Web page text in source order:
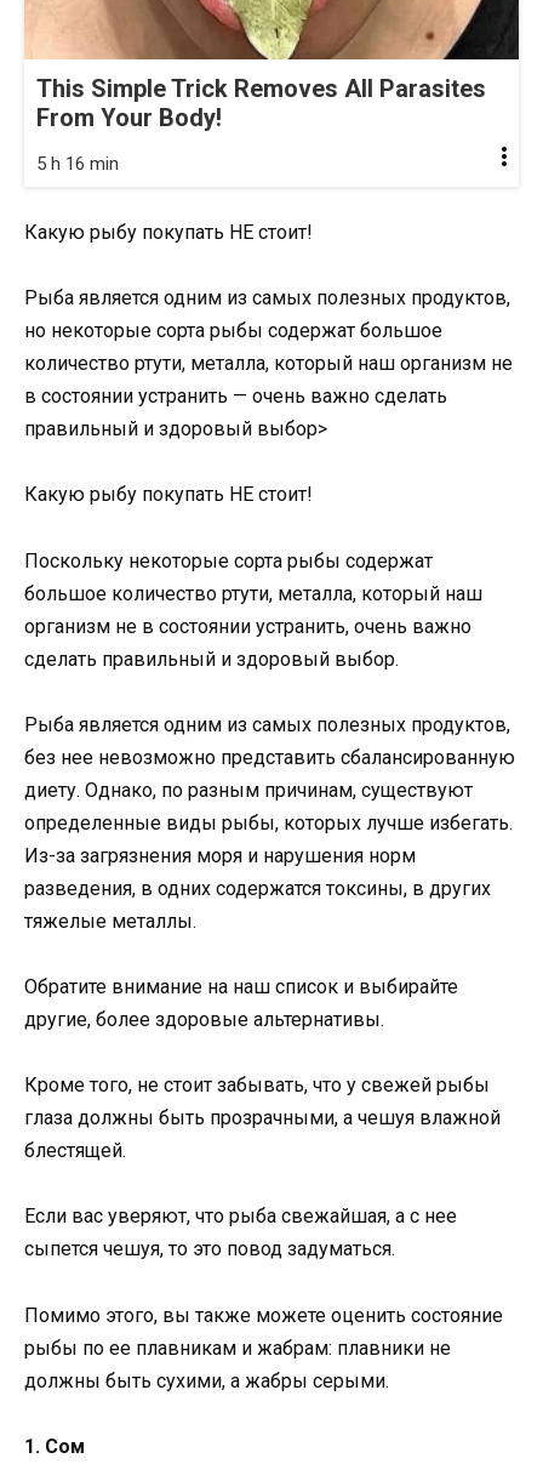
This Simple Trick Removes All Parasites
From Your Body!
5 h 16 min
Какую рыбу покупать НЕ стоит!
Рыба является одним из самых полезных продуктов,
но некоторые сорта рыбы содержат большое
количество ртути, металла, который наш организм не
в состоянии устранить — очень важно сделать
правильный и здоровый выбор>
Какую рыбу покупать НЕ стоит!
Поскольку некоторые сорта рыбы содержат
большое количество ртути, металла, который наш
организм не в состоянии устранить, очень важно
сделать правильный и здоровый выбор.
Рыба является одним из самых полезных продуктов,
без нее невозможно представить сбалансированную
диету. Однако, по разным причинам, существуют
определенные виды рыбы, которых лучше избегать.
Из-за загрязнения моря и нарушения норм
разведения, в одних содержатся токсины, в других
тяжелые металлы.
Обратите внимание на наш список и выбирайте
другие, более здоровые альтернативы.
Кроме того, не стоит забывать, что у свежей рыбы
глаза должны быть прозрачными, а чешуя влажной
блестящей.
Если вас уверяют, что рыба свежайшая, а с нее
сыпется чешуя, то это повод задуматься.
Помимо этого, вы также можете оценить состояние
рыбы по ее плавникам и жабрам: плавники не
должны быть сухими, а жабры серыми.
1. Сом